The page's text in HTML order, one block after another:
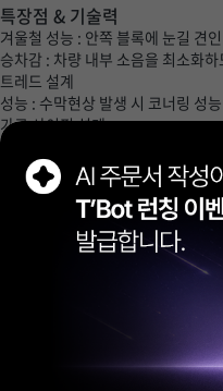
특장점 & 기술력
겨울철 성능 : 안쪽 블록에 눈길 견
승차감 : 차량 내부 소음을 최소화
트레드 설계
성능 : 수막현상 발생 시 코너링 성
가로 사이핑 설계
상품 정보 제공 고시
제조사피렐리
품질 보증제조상의 결함에 국한되
포함되지 않습니다. 보증 기간과 조
보상해드립니다.
(구매일로부터 6년, DOT 3년 후
080-022-8272 (월~금 오
타이어 구매시 탈부착 및
얼라인먼트, 그 외 서비스에 따른
됩니다. 원산지는 변경될 수 있습니
무료 배송, 무료 장착